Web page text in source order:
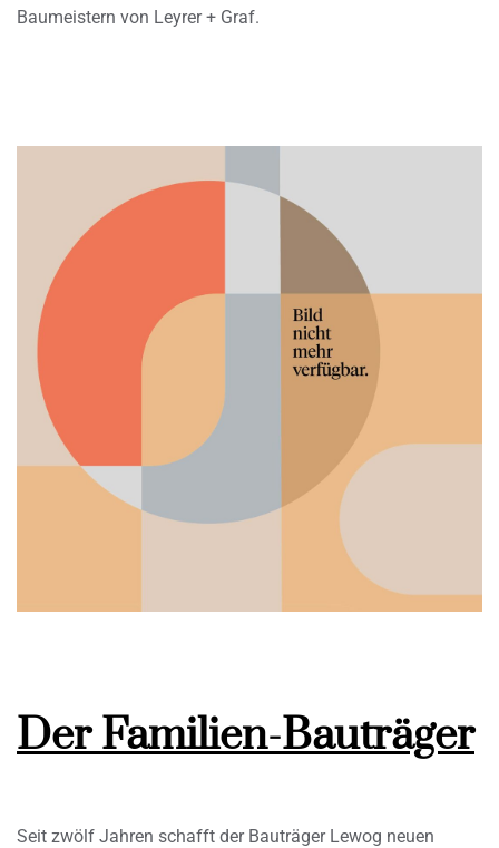
Baumeistern von Leyrer + Graf.
Der Familien-Bauträger
Seit zwölf Jahren schafft der Bauträger Lewog neuen